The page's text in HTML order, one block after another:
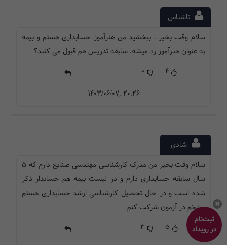
ثبت‌نام
در رویداد
ناشناس
سلام وقت بخیر . ببخشید من هنرآموز حسابداری هستم و بیمه
به عنوان هنرآموز رد میشه. سابقه تدریس هم قبول می کنند؟
4
1403/06/07, 20:26
شادی
سلام وقت بخیر من مدرک کارشناسی مهندسی صنایع دارم که 5
سال سابقه حسابداری دارم و در لیست بیمه هم حسابدار ذکر
شده است و در حال تحصیل کارشناسی ارشد حسابداری هستم
میتونم در آزمون شرکت کنم
5
3